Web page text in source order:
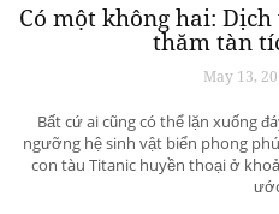
Có một không hai:
thăm tàn
May 13,
Bất cứ ai cũng có thể lặn xuống
ngưỡng hệ sinh vật biển phong
con tàu Titanic huyền thoại ở